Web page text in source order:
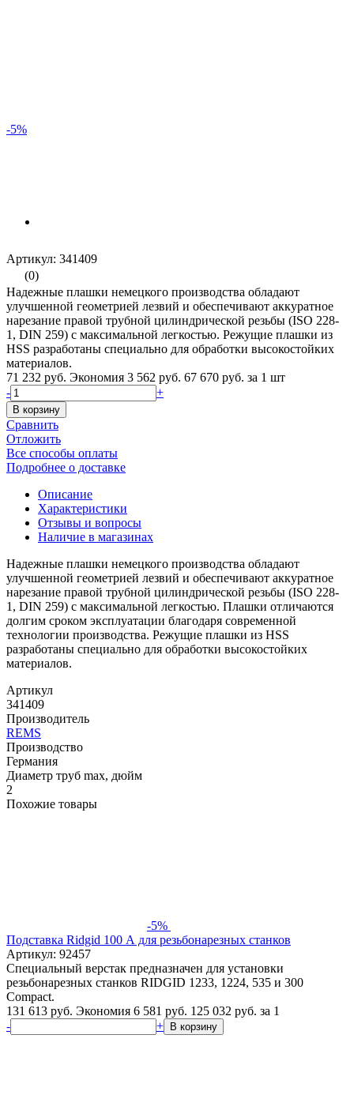
-5%
Артикул: 341409
(0)
Надежные плашки немецкого производства обладают
улучшенной геометрией лезвий и обеспечивают аккуратное
нарезание правой трубной цилиндрической резьбы (ISO 228-
1, DIN 259) с максимальной легкостью. Режущие плашки из
HSS разработаны специально для обработки высокостойких
материалов.
71 232 руб. Экономия 3 562 руб. 67 670 руб. за 1 шт
-
+
В корзину
Сравнить
Отложить
Все способы оплаты
Подробнее о доставке
Описание
Характеристики
Отзывы и вопросы
Наличие в магазинах
Надежные плашки немецкого производства обладают
улучшенной геометрией лезвий и обеспечивают аккуратное
нарезание правой трубной цилиндрической резьбы (ISO 228-
1, DIN 259) с максимальной легкостью. Плашки отличаются
долгим сроком эксплуатации благодаря современной
технологии производства. Режущие плашки из HSS
разработаны специально для обработки высокостойких
материалов.
Артикул
341409
Производитель
REMS
Производство
Германия
Диаметр труб max, дюйм
2
Похожие товары
-5%
Подставка Ridgid 100 А для резьбонарезных станков
Артикул: 92457
Специальный верстак предназначен для установки
резьбонарезных станков RIDGID 1233, 1224, 535 и 300
Compact.
131 613 руб. Экономия 6 581 руб. 125 032 руб. за 1
-
+ В корзину